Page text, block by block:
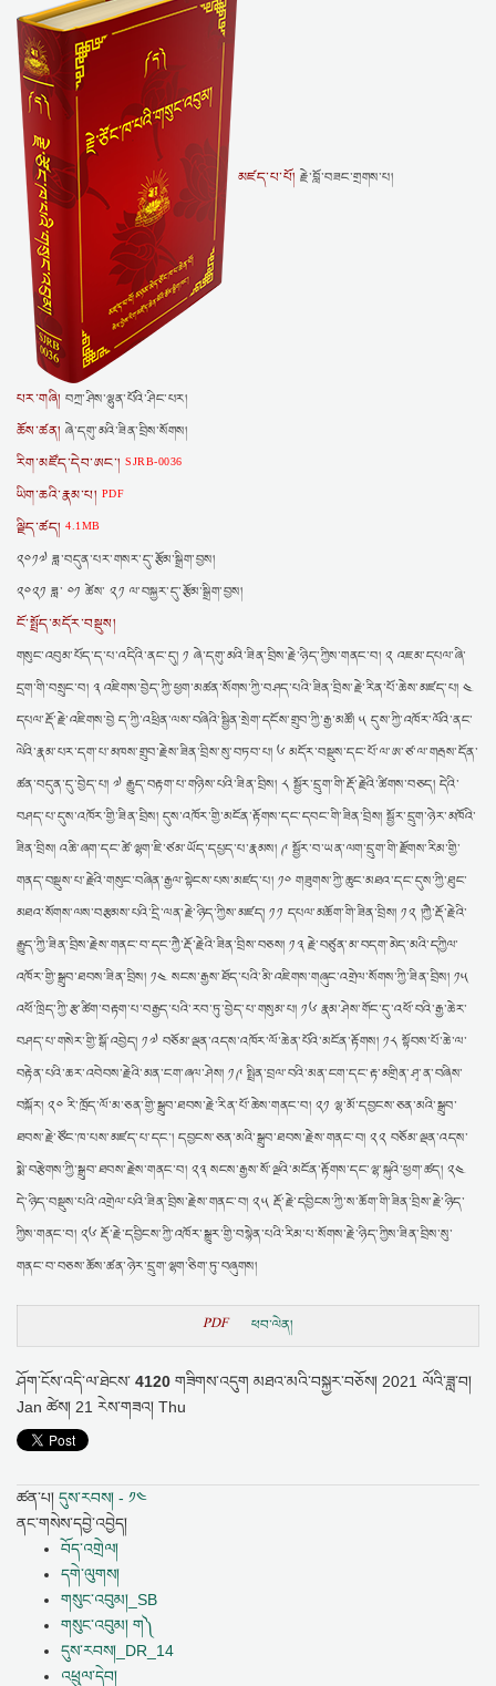
མཛད་པ་པོ།རྗེ་བློ་བཟང་གྲགས་པ།
པར་གཞི།བཀྲ་ཤིས་ལྷུན་པོའི་ཤིང་པར།
ཆོས་ཚན།ཞེ་དགུ་མའི་ཟིན་བྲིས་སོགས།
རིག་མཛོད་དེབ་ཨང་།SJRB-0036
ཡིག་ཆའི་རྣམ་པ། PDF
ལྗིད་ཚད།4.1MB
༢༠༡༧ ཟླ་བདུན་པར་གསར་དུ་རྩོམ་སྒྲིག་བྱས།
༢༠༢༡ ཟླ་ ༠༡ ཚེས་ ༢༡ ལ་བསྐྱར་དུ་རྩོམ་སྒྲིག་བྱས།
ངོ་སྤྲོད་མདོར་བསྡུས།
གསུང་འབུམ་པོད་ད་པ་འདིའི་ནང་དུ། ༡ ཞེ་དགུ་མའི་ཟིན་བྲིས་རྗེ་ཉིད་ཀྱིས་གནང་བ། ༢ འཇམ་དཔལ་ཞི་
དྲག་གི་བསྲུང་བ། ༣ འཇིགས་བྱེད་ཀྱི་ཕྱག་མཚན་སོགས་ཀྱི་བཤད་པའི་ཟིན་བྲིས་རྗེ་རིན་པོ་ཆེས་མཛད་པ། ༤
དཔལ་རྡོ་རྗེ་འཇིགས་བྱེ ད་ཀྱི་འཕྲིན་ལས་བཞིའི་སྦྱིན་སྲེག་དངོས་གྲུབ་ཀྱི་རྒྱ་མཚོ། ༥ དུས་ཀྱི་འཁོར་ལོའི་ནང་
ལེའི་རྣམ་པར་དག་པ་མཁས་གྲུབ་རྗེས་ཟིན་བྲིས་སུ་བཏབ་པ། ༦ མདོར་བསྡུས་དང་པོ་ལ་ཨ་ཙ་ལ་གརྦས་དོན་
ཚན་བདུན་དུ་བྱེད་པ། ༧ རྒྱུད་བརྟག་པ་གཉིས་པའི་ཟིན་བྲིས། ༨ སྦྱོར་དྲུག་གི་རྡོ་རྗེའི་ཚིགས་བཅད། དེའི་
བཤད་པ་དུས་འཁོར་གྱི་ཟིན་བྲིས། དུས་འཁོར་གྱི་མངོན་རྟོགས་དང་དབང་གི་ཟིན་བྲིས། སྦྱོར་དྲུག་ཉེར་མཁོའི་
ཟིན་བྲིས། འཆི་ཞག་དང་ཚེ་ལྷག་ཇི་ཙམ་ཡོད་དཔྱད་པ་རྣམས། ༩ སྦྱོར་བ་ཡན་ལག་དྲུག་གི་རྫོགས་རིམ་གྱི་
གནད་བསྡུས་པ་རྗེའི་གསུང་བཞིན་རྒྱལ་སྟེངས་པས་མཛད་པ། ༡༠ གཟུགས་ཀྱི་ཆུང་མཐའ་དང་དུས་ཀྱི་ཐུང་
མཐའ་སོགས་ལས་བརྩམས་པའི་དྲི་ལན་རྗེ་ཉིད་ཀྱིས་མཛད། ༡༡ དཔལ་མཆོག་གི་ཟིན་བྲིས། ༡༢ །ཀྱཻ་རྡོ་རྗེའི་
རྒྱུད་ཀྱི་ཟིན་བྲིས་རྗེས་གནང་བ་དང་ཀྱཻ་རྡོ་རྗེའི་ཟིན་བྲིས་བཅས། ༡༣ རྗེ་བཙུན་མ་བདག་མེད་མའི་དཀྱིལ་
འཁོར་གྱི་སྒྲུབ་ཐབས་ཟིན་བྲིས། ༡༤ སངས་རྒྱས་ཐོད་པའི་མི་འཇིགས་གཞུང་འགྲེལ་སོགས་ཀྱི་ཟིན་བྲིས། ༡༥
འཕོ་ཁྲིད་ཀྱི་རྩ་ཚིག་བརྟག་པ་བརྒྱད་པའི་རབ་ཏུ་བྱེད་པ་གསུམ་པ། ༡༦ རྣམ་ཤེས་གོང་དུ་འཕོ་བའི་རྒྱ་ཆེར་
བཤད་པ་གསེར་གྱི་སྒོ་འབྱེད། ༡༧ བཅོམ་ལྡན་འདས་འཁོར་ལོ་ཆེན་པོའི་མངོན་རྟོགས། ༡༨ སྟོབས་པོ་ཆེ་ལ་
བརྟེན་པའི་ཆར་འབེབས་རྗེའི་མན་ངག་ཞལ་ཤེས། ༡༩ སྤྲིན་བྲལ་བའི་མན་ངག་དང་རྟ་མགྲིན་ཤྭ་ན་བཞིས་
བསྐོར། ༢༠ རི་ཁྲོད་ལོ་མ་ཅན་གྱི་སྒྲུབ་ཐབས་རྗེ་རིན་པོ་ཆེས་གནང་བ། ༢༡ ལྷ་མོ་དབྱངས་ཅན་མའི་སྒྲུབ་
ཐབས་རྗེ་ཙོང་ཁ་པས་མཛད་པ་དང་། དབྱངས་ཅན་མའི་སྒྲུབ་ཐབས་རྗེས་གནང་བ། ༢༢ བཅོམ་ལྡན་འདས་
སྨེ་བརྩེགས་ཀྱི་སྒྲུབ་ཐབས་རྗེས་གནང་བ། ༢༣ སངས་རྒྱས་སོ་ལྔའི་མངོན་རྟོགས་དང་ལྷ་སྐུའི་ཕྱག་ཚད། ༢༤
དེ་ཉིད་བསྡུས་པའི་འགྲེལ་པའི་ཟིན་བྲིས་རྗེས་གནང་བ། ༢༥ རྡོ་རྗེ་དབྱིངས་ཀྱི་ས་ཆོག་གི་ཟིན་བྲིས་རྗེ་ཉིད་
ཀྱིས་གནང་བ། ༢༦ རྡོ་རྗེ་དབྱིངས་ཀྱི་འཁོར་སྒྱུར་གྱི་བསྙེན་པའི་རིམ་པ་སོགས་རྗེ་ཉིད་ཀྱིས་ཟིན་བྲིས་སུ་
གནང་བ་བཅས་ཆོས་ཚན་ཉེར་དྲུག་ལྷག་ཅིག་ཏུ་བཞུགས།
PDF ཕབ་ལེན།
ཤོག་ངོས་འདི་ལ་ཐེངས་ 4120 གཟིགས་འདུག མཐའ་མའི་བསྐྱར་བཅོས། 2021 ལོའི་ཟླ་བ།
Jan ཚེས། 21 རེས་གཟའ། Thu
ཚན་པ། དུས་རབས། - ༡༤
ནང་གསེས་དབྱེ་འབྱེད།
བོད་འགྲེལ།
དགེ་ལུགས།
གསུང་འབུམ།_SB
གསུང་འབུམ། ག༽
དུས་རབས།_DR_14
འཕྲུལ་དེབ།